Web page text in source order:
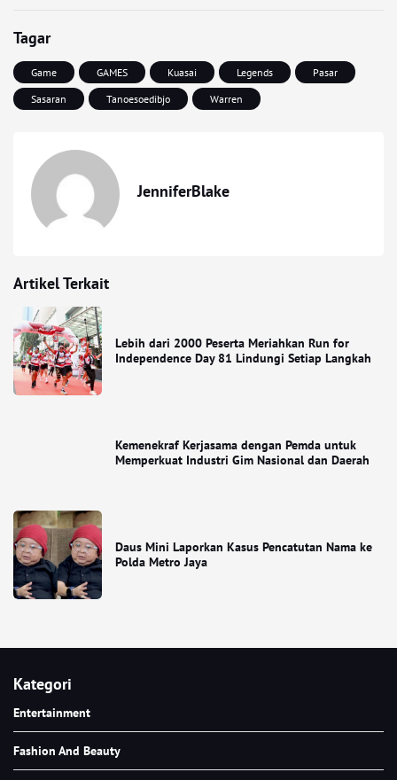
Tagar
Game GAMES Kuasai Legends
Pasar
Sasaran
Tanoesoedibjo Warren
JenniferBlake
Artikel Terkait
Lebih dari 2000 Peserta Meriahkan Run for
Independence Day 81 Lindungi Setiap Langkah
Kemenekraf Kerjasama dengan Pemda untuk
Memperkuat Industri Gim Nasional dan Daerah
Daus Mini Laporkan Kasus Pencatutan Nama ke
Polda Metro Jaya
Kategori
Entertainment
Fashion And Beauty